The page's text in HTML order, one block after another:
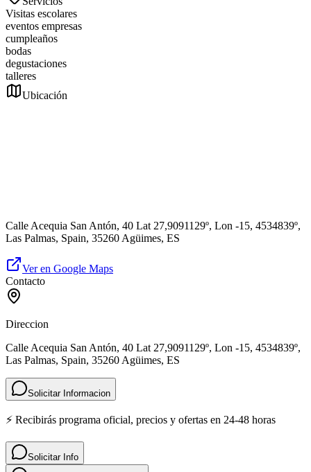
Visitas escolares
eventos empresas
cumpleaños
bodas
degustaciones
talleres
Ubicación
Calle Acequia San Antón, 40 Lat 27,9091129º, Lon -15, 4534839º,
Las Palmas, Spain, 35260 Agüimes, ES
Ver en Google Maps
Contacto
Direccion
Calle Acequia San Antón, 40 Lat 27,9091129º, Lon -15, 4534839º,
Las Palmas, Spain, 35260 Agüimes, ES
Solicitar Informacion
⚡ Recibirás programa oficial, precios y ofertas en 24-48 horas
Solicitar Info